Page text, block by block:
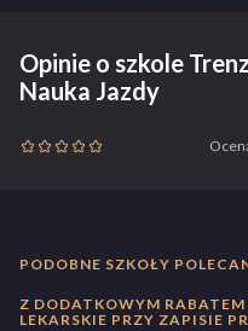
Opinie o szkole
Nauka Jazdy
PODOBNE SZKOŁY
Z DODATKOWYM
LEKARSKIE PRZY ZAPISIE